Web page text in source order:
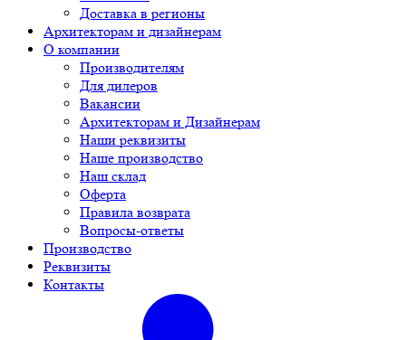
Доставка в регионы
Архитекторам и дизайнерам
О компании
Производителям
Для дилеров
Вакансии
Архитекторам и Дизайнерам
Наши реквизиты
Наше производство
Наш склад
Оферта
Правила возврата
Вопросы-ответы
Производство
Реквизиты
Контакты